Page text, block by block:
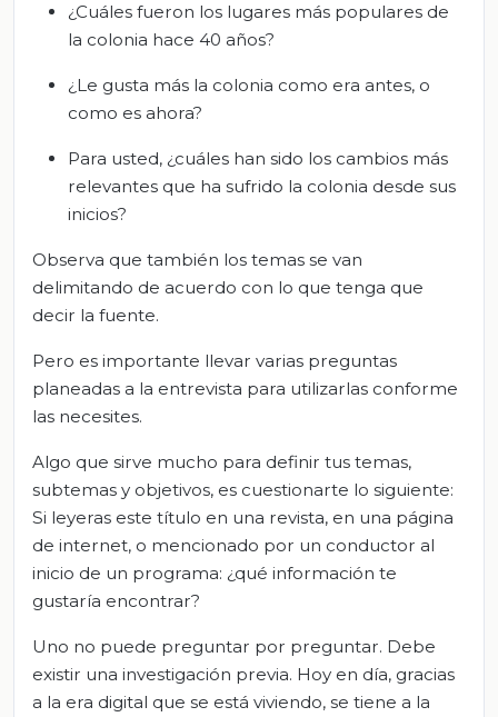
¿Cuáles fueron los lugares más populares de
la colonia hace 40 años?
¿Le gusta más la colonia como era antes, o
como es ahora?
Para usted, ¿cuáles han sido los cambios más
relevantes que ha sufrido la colonia desde sus
inicios?
Observa que también los temas se van
delimitando de acuerdo con lo que tenga que
decir la fuente.
Pero es importante llevar varias preguntas
planeadas a la entrevista para utilizarlas conforme
las necesites.
Algo que sirve mucho para definir tus temas,
subtemas y objetivos, es cuestionarte lo siguiente:
Si leyeras este título en una revista, en una página
de internet, o mencionado por un conductor al
inicio de un programa: ¿qué información te
gustaría encontrar?
Uno no puede preguntar por preguntar. Debe
existir una investigación previa. Hoy en día, gracias
a la era digital que se está viviendo, se tiene a la